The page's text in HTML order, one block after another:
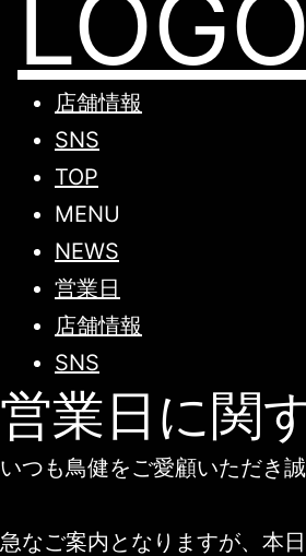
店舗情報
SNS
TOP
MENU
NEWS
営業日
店舗情報
SNS
営業日に関
いつも鳥健をご愛顧いただき
急なご案内となりますが、本